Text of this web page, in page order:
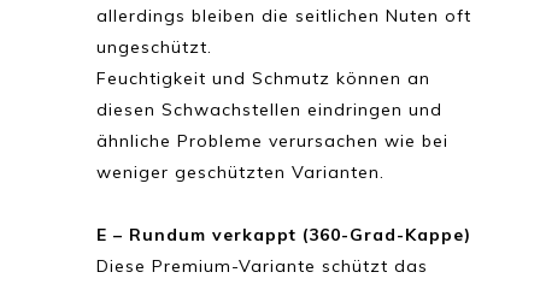
allerdings bleiben die seitlichen Nuten oft
ungeschützt.
Feuchtigkeit und Schmutz können an
diesen Schwachstellen eindringen und
ähnliche Probleme verursachen wie bei
weniger geschützten Varianten.
E – Rundum verkappt (360-Grad-Kappe)
Diese Premium-Variante schützt das